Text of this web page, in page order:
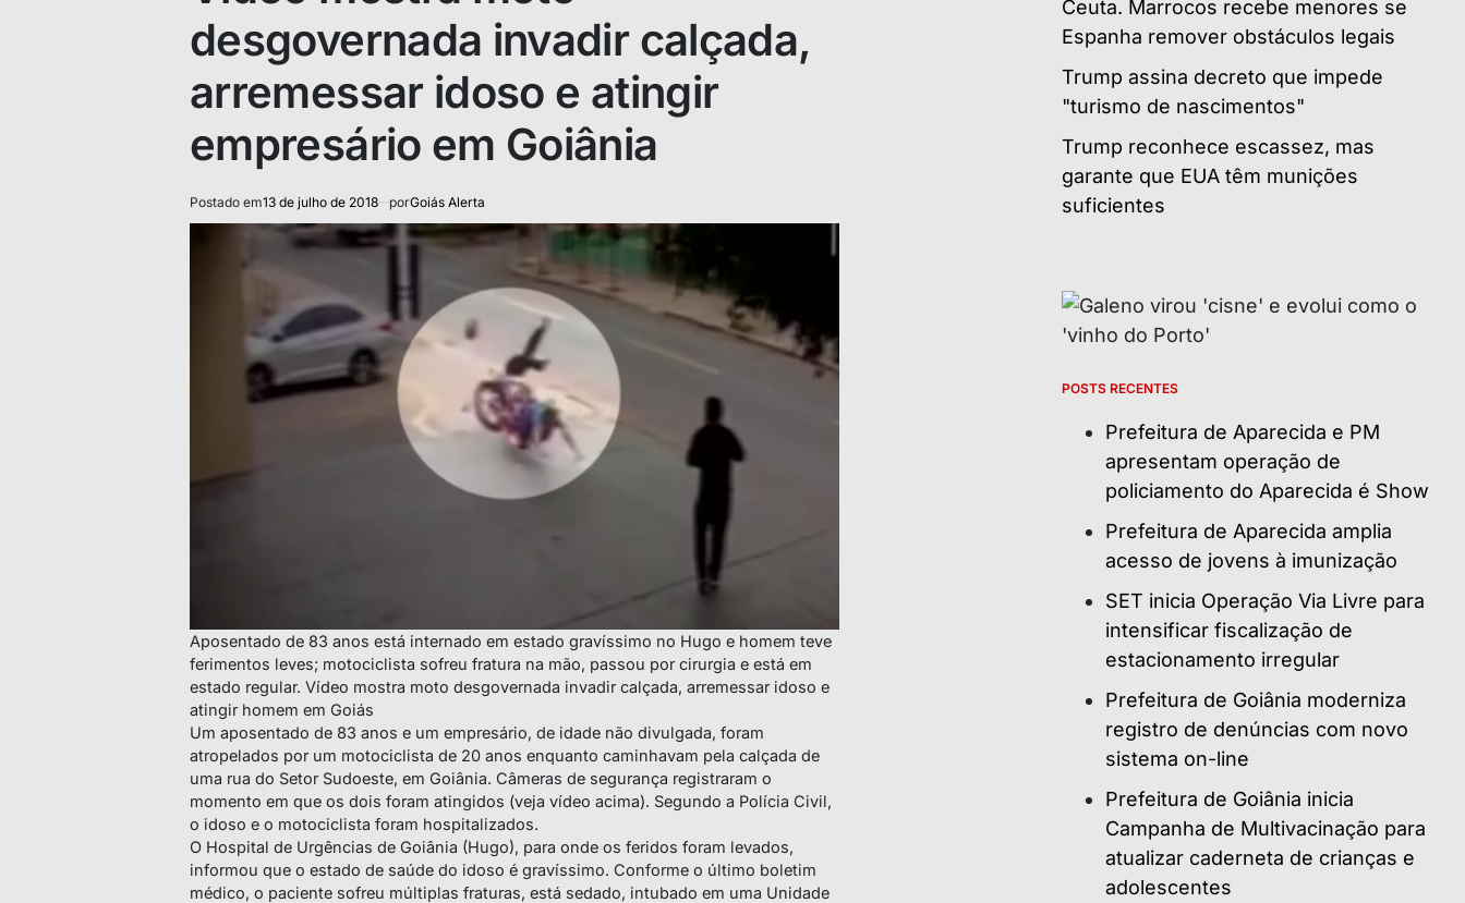
desgovernada invadir calçada,
arremessar idoso e atingir
empresário em Goiânia
Postado em13 de julho de 2018 porGoiás Alerta
Aposentado de 83 anos está internado em estado gravíssimo no Hugo e homem teve
ferimentos leves; motociclista sofreu fratura na mão, passou por cirurgia e está em
estado regular. Vídeo mostra moto desgovernada invadir calçada, arremessar idoso e
atingir homem em Goiás
Um aposentado de 83 anos e um empresário, de idade não divulgada, foram
atropelados por um motociclista de 20 anos enquanto caminhavam pela calçada de
uma rua do Setor Sudoeste, em Goiânia. Câmeras de segurança registraram o
momento em que os dois foram atingidos (veja vídeo acima). Segundo a Polícia Civil,
o idoso e o motociclista foram hospitalizados.
O Hospital de Urgências de Goiânia (Hugo), para onde os feridos foram levados,
informou que o estado de saúde do idoso é gravíssimo. Conforme o último boletim
médico, o paciente sofreu múltiplas fraturas, está sedado, intubado em uma Unidade
Ceuta. Marrocos recebe menores se
Espanha remover obstáculos legais
Trump assina decreto que impede
"turismo de nascimentos"
Trump reconhece escassez, mas
garante que EUA têm munições
suficientes
POSTS RECENTES
Prefeitura de Aparecida e PM
apresentam operação de
policiamento do Aparecida é Show
Prefeitura de Aparecida amplia
acesso de jovens à imunização
SET inicia Operação Via Livre para
intensificar fiscalização de
estacionamento irregular
Prefeitura de Goiânia moderniza
registro de denúncias com novo
sistema on-line
Prefeitura de Goiânia inicia
Campanha de Multivacinação para
atualizar caderneta de crianças e
adolescentes